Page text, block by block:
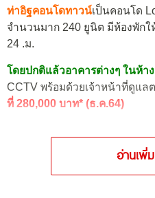
ท่าอิฐคอนโดทาวน์เป็นคอนโด
จำนวนมาก 240 ยูนิต มีห้องพัก
24 .ม.
โดยปกติแล้วอาคารต่างๆ ในห้าง
CCTV พร้อมด้วยเจ้าหน้าที่ดูแล
ที่ 280,000 บาท* (ธ.ค.64)
อ่านเพิ่